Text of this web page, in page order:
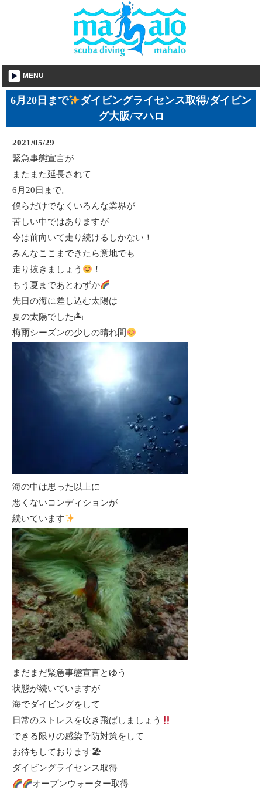
MENU
6月20日まで
ダイビングライセンス取得/ダイビン
グ大阪/マハロ
2021/05/29
緊急事態宣言が
またまた延長されて
6月20日まで。
僕らだけでなくいろんな業界が
苦しい中ではありますが
今は前向いて走り続けるしかない！
みんなここまできたら意地でも
走り抜きましょう
！
もう夏まであとわずか
先日の海に差し込む太陽は
夏の太陽でした🏝
梅雨シーズンの少しの晴れ間
海の中は思った以上に
悪くないコンディションが
続いています
まだまだ緊急事態宣言とゆう
状態が続いていますが
海でダイビングをして
日常のストレスを吹き飛ばしましょう
できる限りの感染予防対策をして
お待ちしております🏖
ダイビングライセンス取得
オープンウォーター取得